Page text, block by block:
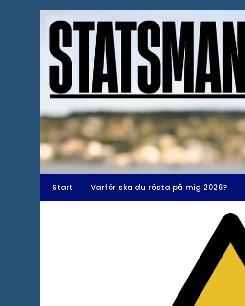
Start Varför ska du rösta på mig 2026?